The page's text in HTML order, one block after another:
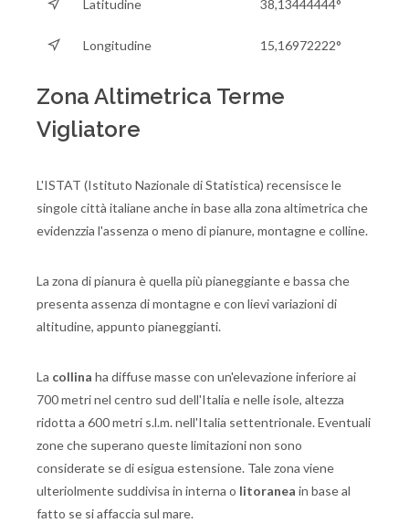
Latitudine 38,13444444°
Longitudine 15,16972222°
Zona Altimetrica Terme
Vigliatore
L'ISTAT (Istituto Nazionale di Statistica) recensisce le
singole città italiane anche in base alla zona altimetrica che
evidenzzia l'assenza o meno di pianure, montagne e colline.
La zona di pianura è quella più pianeggiante e bassa che
presenta assenza di montagne e con lievi variazioni di
altitudine, appunto pianeggianti.
La collina ha diffuse masse con un'elevazione inferiore ai
700 metri nel centro sud dell'Italia e nelle isole, altezza
ridotta a 600 metri s.l.m. nell'Italia settentrionale. Eventuali
zone che superano queste limitazioni non sono
considerate se di esigua estensione. Tale zona viene
ulteriolmente suddivisa in interna o litoranea in base al
fatto se si affaccia sul mare.